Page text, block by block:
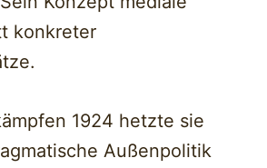
konkreter
1924 hetzte sie
Außenpolitik